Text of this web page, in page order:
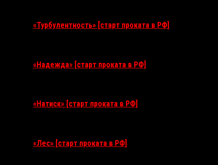
«Турбулентность» [старт проката в РФ]
«Надежда» [старт проката в РФ]
«Натиск» [старт проката в РФ]
«Лес» [старт проката в РФ]